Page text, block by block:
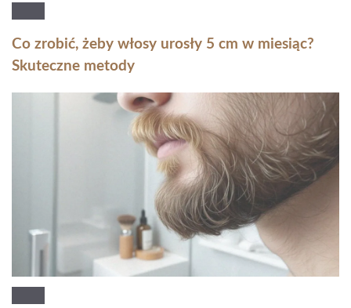
Co zrobić, żeby włosy urosły 5 cm w miesiąc?
Skuteczne metody